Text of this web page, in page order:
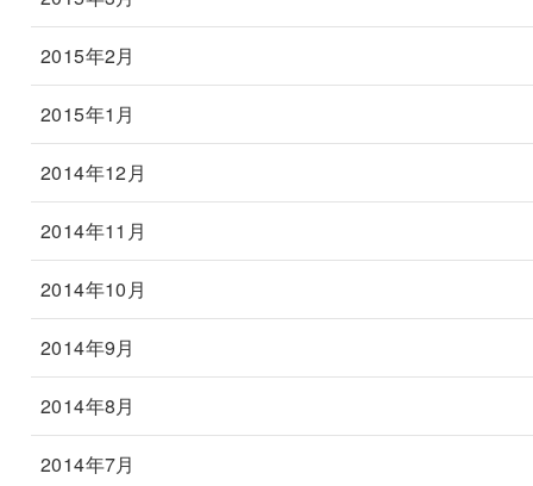
2015年2月
2015年1月
2014年12月
2014年11月
2014年10月
2014年9月
2014年8月
2014年7月